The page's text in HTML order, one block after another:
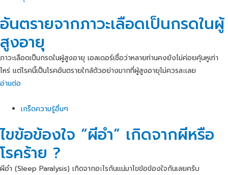
อันตรายจากภาวะเลือดเป็นกรดในผู้
สูงอายุ
ภาวะเลือดเป็นกรดในผู้สูงอายุ เอลเดอร์เชื่อว่าหลายท่านคงยังไม่ค่อยคุ้นหูเท่า
ไหร่ แต่โรคนี้เป็นโรคอันตรายใกล้ตัวอย่างมากที่ผู้สูงอายุไม่ควรละเลย
อ่านต่อ
เกร็ดความรู้อื่นๆ
ไขข้อข้องใจ “ผีอำ” เกิดจากผีหรือ
โรคร้าย ?
ผีอำ (Sleep Paralysis) เกิดจากอะไรกันแน่มาไขข้อข้องใจกันเลยครับ